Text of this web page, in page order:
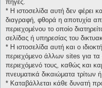
πηγές.
* H ιστοσελίδα αυτή δεν φέρει
διαγραφή, φθορά η αποτυχία
περιεχομένου το οποίο
σελίδας ή υπηρεσίας του
* H ιστοσελίδα αυτή και ο
περιεχόμενο άλλων sites για τα
περιεχόμενό τους, καθώς και
πνευματικά δικαιώματα τρίτων
* Καταβάλλεται κάθε δυνατή